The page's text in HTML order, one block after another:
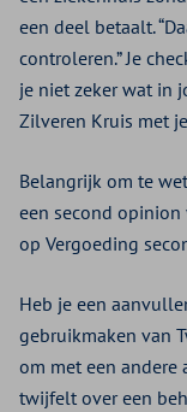
een deel betaalt.
controleren.” Je
je niet zeker wat in
Zilveren Kruis met
Belangrijk om te
een second opinion
op Vergoeding
Heb je een
gebruikmaken van
om met een andere
twijfelt over een